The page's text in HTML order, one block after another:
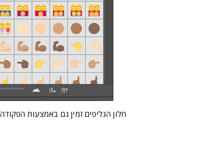
חלון‭ ‬הגליפים‭ ‬זמין‭ ‬גם‭ ‬באמצעות‭ ‬הפקודה‭ ‬